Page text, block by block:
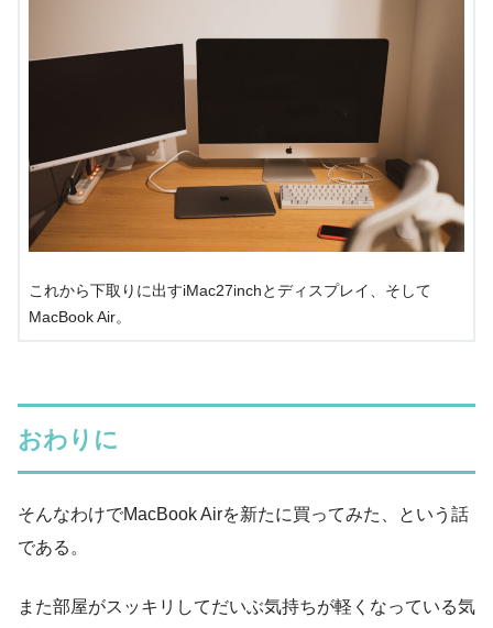
これから下取りに出すiMac27inchとディスプレイ、そして
MacBook Air。
おわりに
そんなわけでMacBook Airを新たに買ってみた、という話
である。
また部屋がスッキリしてだいぶ気持ちが軽くなっている気